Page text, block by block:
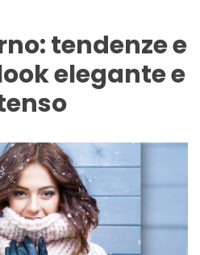
tendenze e
elegante e